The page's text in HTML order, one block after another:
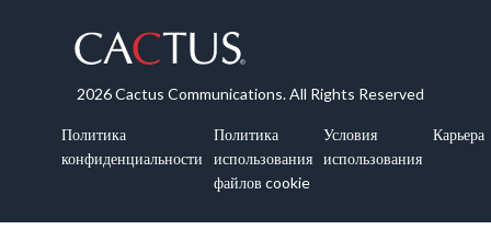
2026 Cactus Communications. All Rights Reserved
Политика
конфиденциальности
Политика
использования
файлов cookie
Условия
использования
Карьера